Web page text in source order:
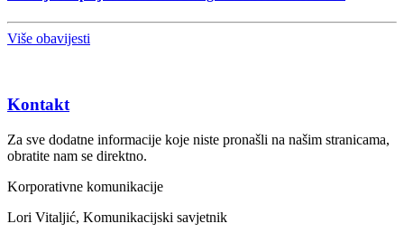
Više obavijesti
Kontakt
Za sve dodatne informacije koje niste pronašli na našim stranicama,
obratite nam se direktno.
Korporativne komunikacije
Lori Vitaljić, Komunikacijski savjetnik